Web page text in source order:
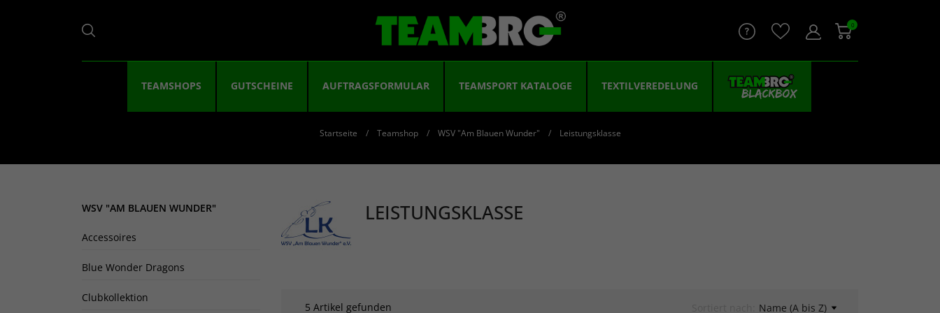
0
TEAMSHOPS GUTSCHEINE AUFTRAGSFORMULAR TEAMSPORT KATALOGE TEXTILVEREDELUNG
Startseite Teamshop WSV "Am Blauen Wunder" Leistungsklasse
WSV "AM BLAUEN WUNDER"
Accessoires
Blue Wonder Dragons
Clubkollektion
LEISTUNGSKLASSE
5 Artikel gefunden
Name (A bis Z)